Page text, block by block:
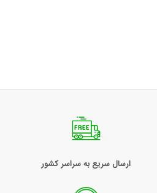
ارسال سریع به سراسر کشور